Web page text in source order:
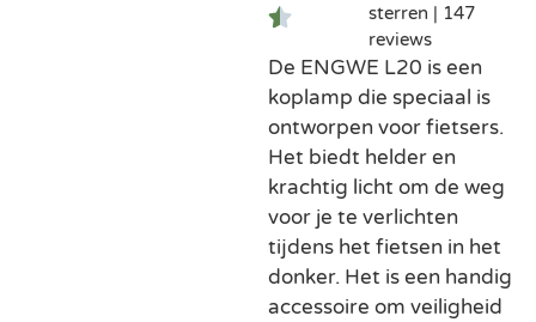
sterren | 147
reviews
De ENGWE L20 is een
koplamp die speciaal is
ontworpen voor fietsers.
Het biedt helder en
krachtig licht om de weg
voor je te verlichten
tijdens het fietsen in het
donker. Het is een handig
accessoire om veiligheid